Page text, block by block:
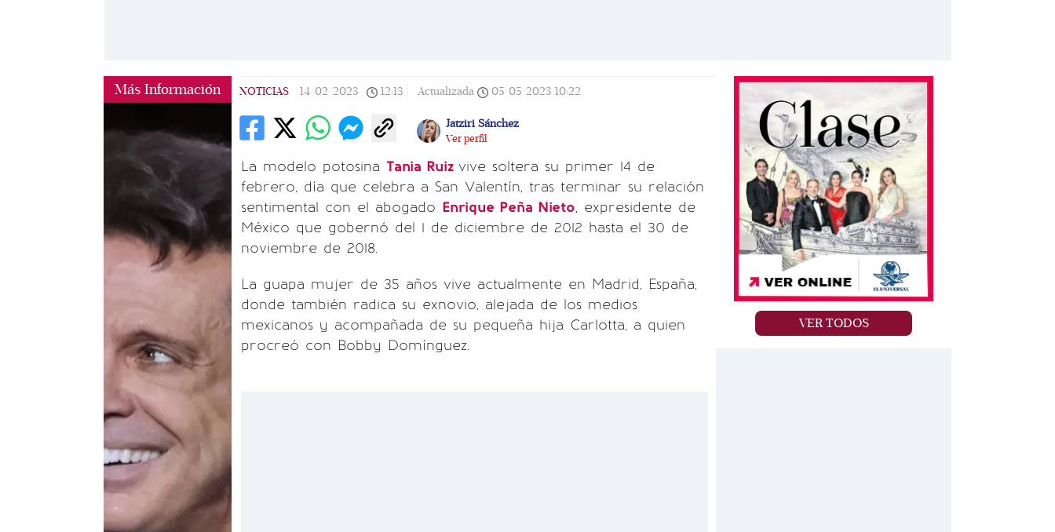
Más Información NOTICIAS 14/02/2023 12:13 Actualizada 05/05/2023 10:22
Jatziri Sánchez
Ver perfil
La modelo potosina Tania Ruiz vive soltera su primer 14 de
febrero, día que celebra a San Valentín, tras terminar su relación
sentimental con el abogado Enrique Peña Nieto, expresidente de
México que gobernó del 1 de diciembre de 2012 hasta el 30 de
noviembre de 2018.
La guapa mujer de 35 años vive actualmente en Madrid, España,
donde también radica su exnovio, alejada de los medios
mexicanos y acompañada de su pequeña hija Carlotta, a quien
procreó con Bobby Domínguez.
VER TODOS